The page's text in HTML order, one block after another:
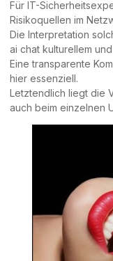
Für IT-
Risikoquellen im
Die Interpretation
ai chat kulturellem
Eine transparente
hier essenziell.
Letztendlich liegt die
auch beim einzelnen